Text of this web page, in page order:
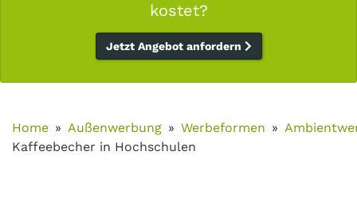
kostet?
Jetzt Angebot anfordern
Home Außenwerbung Werbeformen
Kaffeebecher in Hochschulen